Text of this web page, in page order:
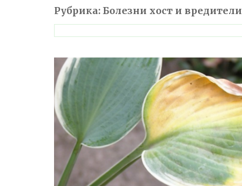
Рубрика: Болезни хост и вредители